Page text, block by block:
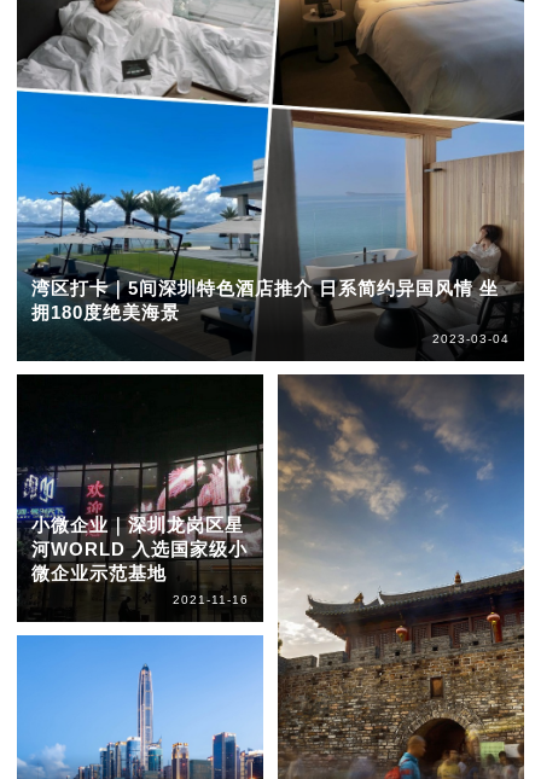
湾区打卡｜5间深圳特色酒店推介 日系简约异国风情 坐
拥180度绝美海景
2023-03-04
小微企业｜深圳龙岗区星
河WORLD 入选国家级小
微企业示范基地
2021-11-16